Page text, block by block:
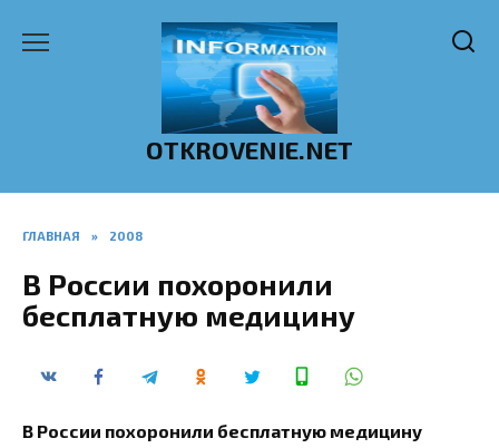
OTKROVENIE.NET
ГЛАВНАЯ » 2008
В России похоронили
бесплатную медицину
В России похоронили бесплатную медицину